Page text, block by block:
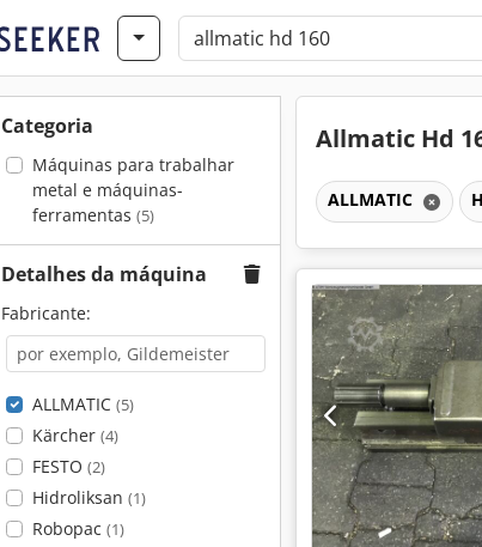
Categoria
Máquinas para trabalhar
metal e máquinas-
ferramentas (5)
Detalhes da máquina
Fabricante:
ALLMATIC (5)
Kärcher (4)
FESTO (2)
Hidroliksan (1)
Robopac (1)
Allmatic Hd
ALLMATIC